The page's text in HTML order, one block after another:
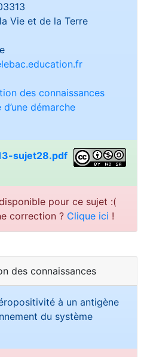
Vie et de la Terre
des connaissances
démarche
sujet28.pdf
pour ce sujet :(
correction ? Clique ici !
des connaissances
à un antigène
du système